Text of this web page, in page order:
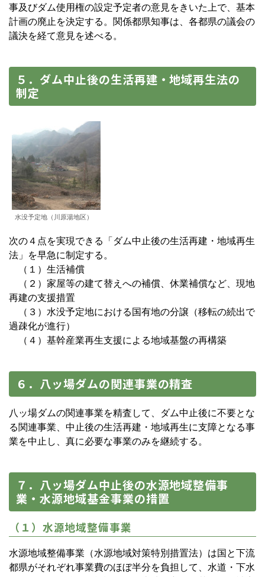
事及びダム使用権の設定予定者の意見をきいた上で、基本
計画の廃止を決定する。関係都県知事は、各都県の議会の
議決を経て意見を述べる。
５．ダム中止後の生活再建・地域再生法の
制定
水没予定地（川原湯地区）
次の４点を実現できる「ダム中止後の生活再建・地域再生
法」を早急に制定する。
（１）生活補償
（２）家屋等の建て替えへの補償、休業補償など、現地
再建の支援措置
（３）水没予定地における国有地の分譲（移転の続出で
過疎化が進行）
（４）基幹産業再生支援による地域基盤の再構築
６．八ッ場ダムの関連事業の精査
八ッ場ダムの関連事業を精査して、ダム中止後に不要とな
る関連事業、中止後の生活再建・地域再生に支障となる事
業を中止し、真に必要な事業のみを継続する。
７．八ッ場ダム中止後の水源地域整備事
業・水源地域基金事業の措置
（１）水源地域整備事業
水源地域整備事業（水源地域対策特別措置法）は国と下流
都県がそれぞれ事業費のほぼ半分を負担して、水道・下水